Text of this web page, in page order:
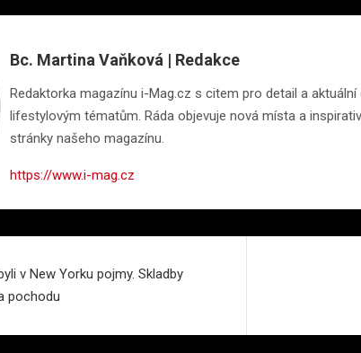
Bc. Martina Vaňková | Redakce
Redaktorka magazínu i-Mag.cz s citem pro detail a
lifestylovým tématům. Ráda objevuje nová místa a
stránky našeho magazínu.
https://www.i-mag.cz
v New Yorku pojmy. Skladby
pochodu